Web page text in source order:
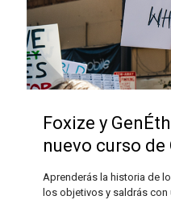
Foxize y
nuevo curso de
Aprenderás la historia de
los objetivos y saldrás